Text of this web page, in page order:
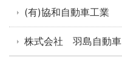
(有)協和自動車工業
株式会社 羽島自動車